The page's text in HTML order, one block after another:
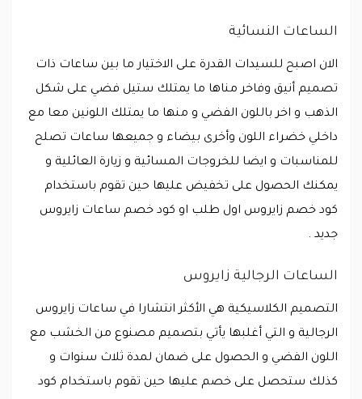
الساعات النسائية
الان اصبح للسيدات القدرة على الاختيار ما بين ساعات ذات
تصميم أنيق وفاخر مناها ما يمتلك ستيل فضي على شكل
الذهب و اخر باللون الفضي و منها ما يمتلك اللونين معا مع
داخلي خضراء اللون وأخرى بيضاء و جميعها ساعات تصلح
للمناسبات و ايضا للخروجات المسائية و زيارة العائلية و
يمكنك الحصول على تخفيض عليها حين تقوم باستخدام
كود خصم زايروس اول طلب او كود خصم ساعات زايروس
جديد .
الساعات الرجالية زايروس
التصميم الكلاسيكية هي الأكثر انتشارا في ساعات زايروس
الرجالية و التي أغلبها يأتي بتصميم مصنوع من الخشب مع
اللون الفضي و الحصول على ضمان لمدة ثلاث سنوات و
كذلك ستحصل على خصم عليها حين تقوم باستخدام كود